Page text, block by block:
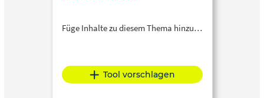
Füge Inhalte zu diesem Thema hinzu…
Tool vorschlagen